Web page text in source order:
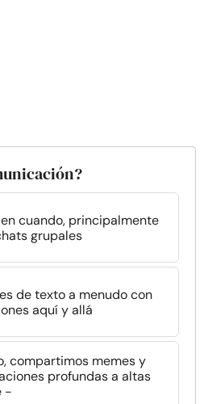
cuando, principalmente
grupales
de texto a menudo con
aquí y allá
compartimos memes y
profundas a altas
-